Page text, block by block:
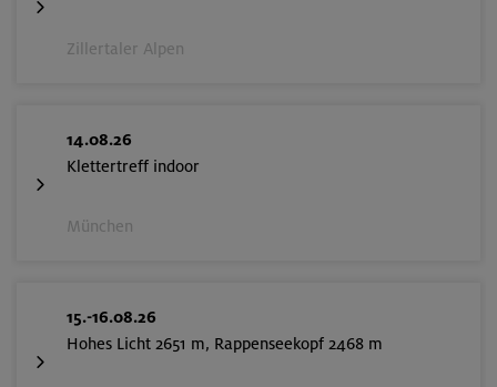
Zillertaler Alpen
14.08.26
Klettertreff indoor
München
15.-16.08.26
Hohes Licht 2651 m, Rappenseekopf 2468 m